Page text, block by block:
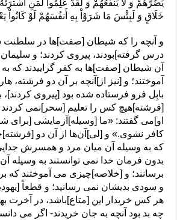
یَضُرُّهُمْ وَ لَا یَنفَعُهُمْ وَ لَقَدْ عَلِمُواْ لَمَنِ
خَلَاقٍ وَ لَبِئْسَ مَا شَرَوْاْ بِهِ أَنفُسَهُمْ لَوْ کَانُواْ
و آنچه را که شیطان [صفت‏]ها در سلطنت
درس گرفته‏]بودند، پیروی کردند؛ و سلیمان
آن شیطان [صفت‏]ها به کفر گراییدند که
آموختند؛ و [نیز از]آنچه بر آن دو فرشته،
بابِل فرو فرستاده شده بود [پیروی کردند]،
[فرشته‏]هیچ کس را تعلیم [سحر]نمی‏ کردند
او]می‏ گفتند: «ما [وسیله‏]آزمایشی [برای
کافر نشوی.» و [لی‏]آن‌ها از آن دو
که به وسیله آن میان مرد و همسرش
بدون فرمان خدا نمی ‏توانستند به وسیله
برسانند؛ و [خلاصه‏]چیزی می‏ آموختند که
و سودی بدیشان نمی‏ رسانید؛ و قطعاً
هر کس خریدار این [متاع‏]باشد، در آخرت
چه بد بود آنچه به جان خریدند- اگر می‏